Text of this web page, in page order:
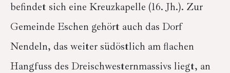
befindet sich eine Kreuzkapelle (16. Jh.). Zur
Gemeinde Eschen gehört auch das Dorf
Nendeln, das weiter südöstlich am flachen
Hangfuss des Dreischwesternmassivs liegt, an